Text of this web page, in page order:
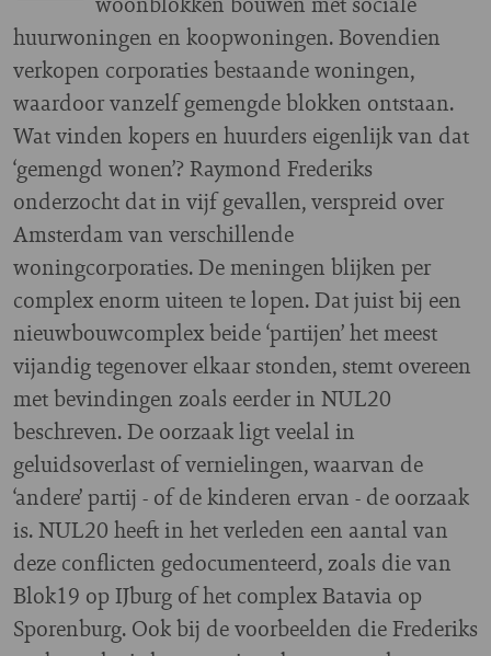
huurwoningen en koopwoningen. Bovendien
verkopen corporaties bestaande woningen,
waardoor vanzelf gemengde blokken ontstaan.
Wat vinden kopers en huurders eigenlijk van dat
‘gemengd wonen’? Raymond Frederiks
onderzocht dat in vijf gevallen, verspreid over
Amsterdam van verschillende
woningcorporaties. De meningen blijken per
complex enorm uiteen te lopen. Dat juist bij een
nieuwbouwcomplex beide ‘partijen’ het meest
vijandig tegenover elkaar stonden, stemt overeen
met bevindingen zoals eerder in NUL20
beschreven. De oorzaak ligt veelal in
geluidsoverlast of vernielingen, waarvan de
‘andere’ partij - of de kinderen ervan - de oorzaak
is. NUL20 heeft in het verleden een aantal van
deze conflicten gedocumenteerd, zoals die van
Blok19 op IJburg of het complex Batavia op
Sporenburg. Ook bij de voorbeelden die Frederiks